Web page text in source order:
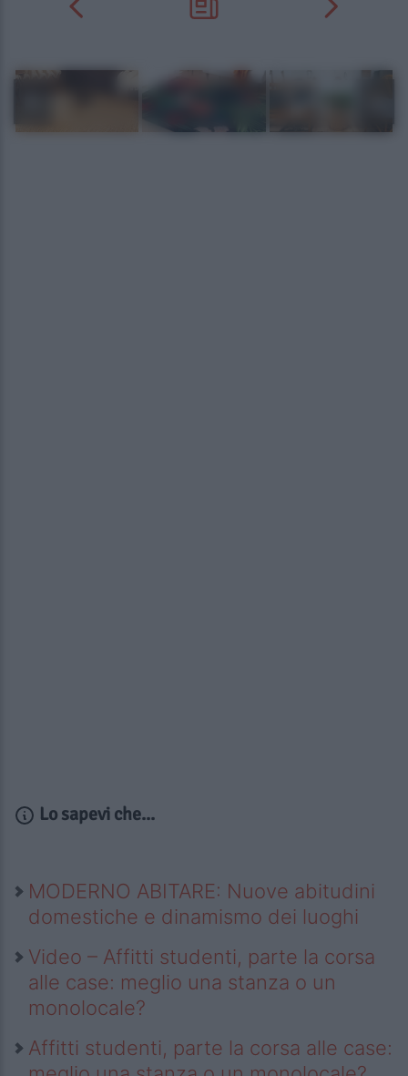
Lo sapevi che...
MODERNO ABITARE: Nuove abitudini
domestiche e dinamismo dei luoghi
Video – Affitti studenti, parte la corsa
alle case: meglio una stanza o un
monolocale?
Affitti studenti, parte la corsa alle case: